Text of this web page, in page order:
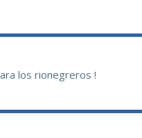
los rionegreros !